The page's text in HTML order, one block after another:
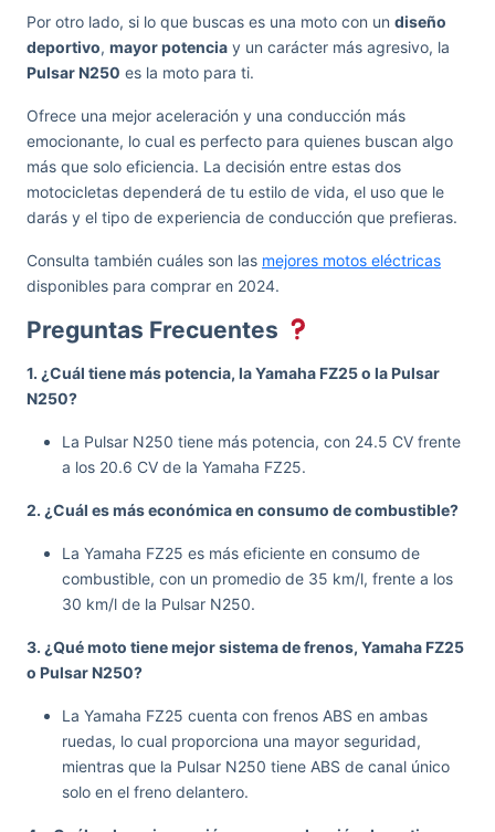
Por otro lado, si lo que buscas es una moto con un diseño
deportivo, mayor potencia y un carácter más agresivo, la
Pulsar N250 es la moto para ti.
Ofrece una mejor aceleración y una conducción más
emocionante, lo cual es perfecto para quienes buscan algo
más que solo eficiencia. La decisión entre estas dos
motocicletas dependerá de tu estilo de vida, el uso que le
darás y el tipo de experiencia de conducción que prefieras.
Consulta también cuáles son las mejores motos eléctricas
disponibles para comprar en 2024.
Preguntas Frecuentes
1. ¿Cuál tiene más potencia, la Yamaha FZ25 o la Pulsar
N250?
La Pulsar N250 tiene más potencia, con 24.5 CV frente
a los 20.6 CV de la Yamaha FZ25.
2. ¿Cuál es más económica en consumo de combustible?
La Yamaha FZ25 es más eficiente en consumo de
combustible, con un promedio de 35 km/l, frente a los
30 km/l de la Pulsar N250.
3. ¿Qué moto tiene mejor sistema de frenos, Yamaha FZ25
o Pulsar N250?
La Yamaha FZ25 cuenta con frenos ABS en ambas
ruedas, lo cual proporciona una mayor seguridad,
mientras que la Pulsar N250 tiene ABS de canal único
solo en el freno delantero.